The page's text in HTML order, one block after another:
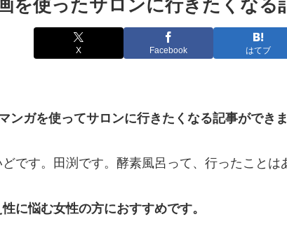
を使ったサロンに行きたくなる
X Facebook はてブ
ガを使ってサロンに行きたくなる記事ができま
どです。田渕です。酵素風呂って、行ったことは
に悩む女性の方におすすめです。